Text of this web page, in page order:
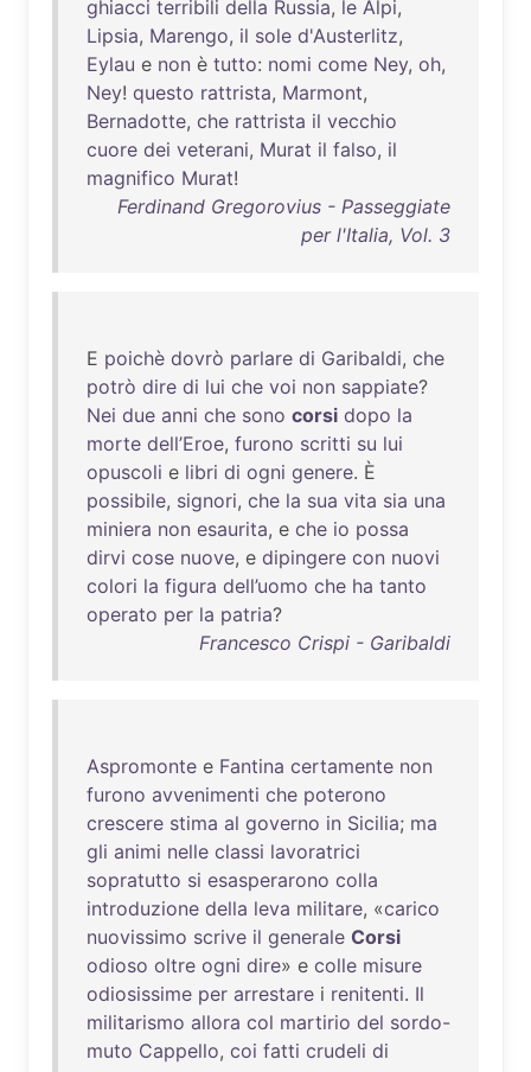
ghiacci terribili della Russia, le Alpi,
Lipsia, Marengo, il sole d'Austerlitz,
Eylau e non è tutto: nomi come Ney, oh,
Ney! questo rattrista, Marmont,
Bernadotte, che rattrista il vecchio
cuore dei veterani, Murat il falso, il
magnifico Murat!
Ferdinand Gregorovius - Passeggiate
per l'Italia, Vol. 3
E poichè dovrò parlare di Garibaldi, che
potrò dire di lui che voi non sappiate?
Nei due anni che sono corsi dopo la
morte dell’Eroe, furono scritti su lui
opuscoli e libri di ogni genere. È
possibile, signori, che la sua vita sia una
miniera non esaurita, e che io possa
dirvi cose nuove, e dipingere con nuovi
colori la figura dell’uomo che ha tanto
operato per la patria?
Francesco Crispi - Garibaldi
Aspromonte e Fantina certamente non
furono avvenimenti che poterono
crescere stima al governo in Sicilia; ma
gli animi nelle classi lavoratrici
sopratutto si esasperarono colla
introduzione della leva militare, «carico
nuovissimo scrive il generale Corsi
odioso oltre ogni dire» e colle misure
odiosissime per arrestare i renitenti. Il
militarismo allora col martirio del sordo-
muto Cappello, coi fatti crudeli di